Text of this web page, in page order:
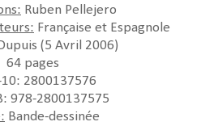
Ruben Pellejero
Française et Espagnole
(5 Avril 2006)
64 pages
10: 2800137576
978-2800137575
Bande-dessinée